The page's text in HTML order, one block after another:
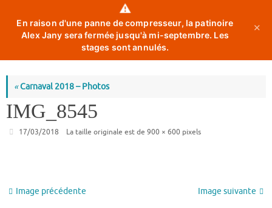
⚠️
En raison d'une panne de compresseur, la patinoire
Alex Jany sera fermée jusqu'à mi-septembre. Les
stages sont annulés.
✕
«Carnaval 2018 – Photos
IMG_8545
17/03/2018 La taille originale est de 900 × 600 pixels
Image précédente Image suivante